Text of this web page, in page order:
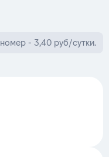
- 3,40 руб/сутки.